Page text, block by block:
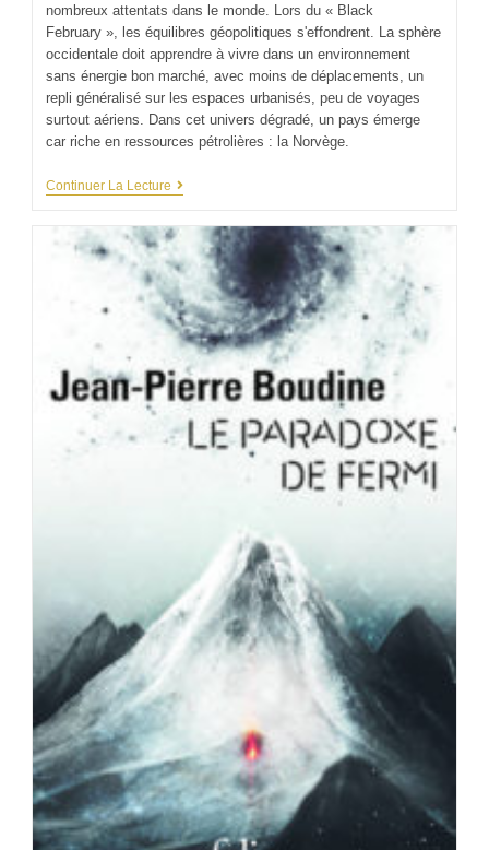
nombreux attentats dans le monde. Lors du « Black
February », les équilibres géopolitiques s'effondrent. La sphère
occidentale doit apprendre à vivre dans un environnement
sans énergie bon marché, avec moins de déplacements, un
repli généralisé sur les espaces urbanisés, peu de voyages
surtout aériens. Dans cet univers dégradé, un pays émerge
car riche en ressources pétrolières : la Norvège.
Continuer La Lecture